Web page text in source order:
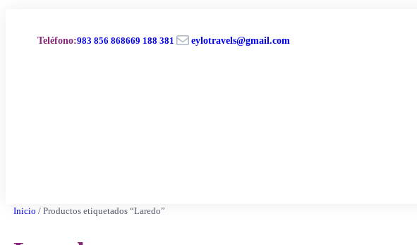
contenidoTeléfono:983 856 868669 188 381 Correo electrónico eylotravels@gmail.com
Inicio / Productos etiquetados “Laredo”